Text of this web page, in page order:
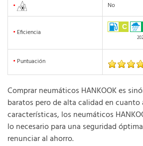
• No
• Eficiencia
C
• Puntuación
Comprar neumáticos HANKOOK es
baratos pero de alta calidad en cuanto
características, los neumáticos
lo necesario para una seguridad
renunciar al ahorro.